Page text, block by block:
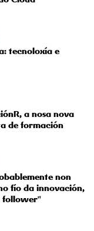
tecnoloxía e
a nosa nova
de formación
non
fío da innovación,
follower"